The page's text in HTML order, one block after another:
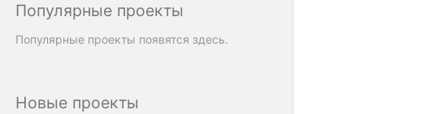
Популярные проекты
Популярные проекты появятся здесь.
Новые проекты